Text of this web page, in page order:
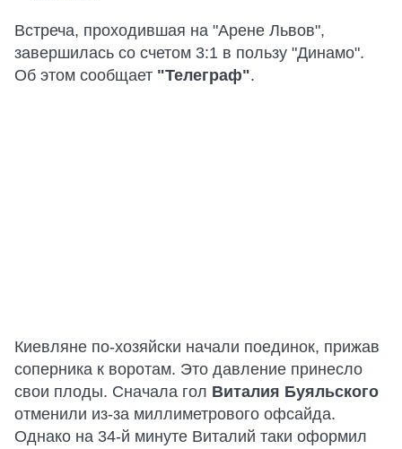
Встреча, проходившая на "Арене Львов",
завершилась со счетом 3:1 в пользу "Динамо".
Об этом сообщает "Телеграф".
Киевляне по-хозяйски начали поединок, прижав
соперника к воротам. Это давление принесло
свои плоды. Сначала гол Виталия Буяльского
отменили из-за миллиметрового офсайда.
Однако на 34-й минуте Виталий таки оформил